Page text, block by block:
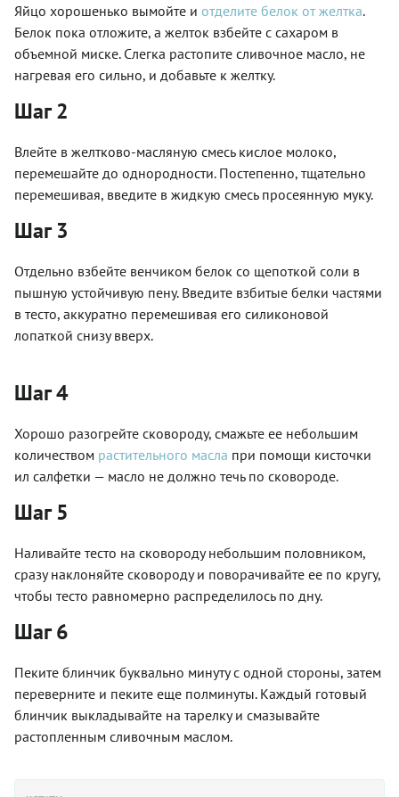
Яйцо хорошенько вымойте и отделите белок от желтка.
Белок пока отложите, а желток взбейте с сахаром в
объемной миске. Слегка растопите сливочное масло, не
нагревая его сильно, и добавьте к желтку.
Шаг 2
Влейте в желтково-масляную смесь кислое молоко,
перемешайте до однородности. Постепенно, тщательно
перемешивая, введите в жидкую смесь просеянную муку.
Шаг 3
Отдельно взбейте венчиком белок со щепоткой соли в
пышную устойчивую пену. Введите взбитые белки частями
в тесто, аккуратно перемешивая его силиконовой
лопаткой снизу вверх.
Шаг 4
Хорошо разогрейте сковороду, смажьте ее небольшим
количеством растительного масла при помощи кисточки
ил салфетки — масло не должно течь по сковороде.
Шаг 5
Наливайте тесто на сковороду небольшим половником,
сразу наклоняйте сковороду и поворачивайте ее по кругу,
чтобы тесто равномерно распределилось по дну.
Шаг 6
Пеките блинчик буквально минуту с одной стороны, затем
переверните и пеките еще полминуты. Каждый готовый
блинчик выкладывайте на тарелку и смазывайте
растопленным сливочным маслом.